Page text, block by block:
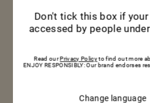
CORDON ROUGE
BOUTEILLE
Don't tick this box if
accessed by people
Read ourPrivacy Policyto find out more
ENJOY RESPONSIBLY: Our brand endorses
Change language